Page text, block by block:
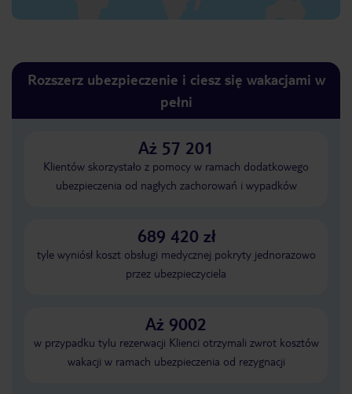
Rozszerz ubezpieczenie i ciesz się wakacjami w
pełni
Aż 57 201
Klientów skorzystało z pomocy w ramach dodatkowego
ubezpieczenia od nagłych zachorowań i wypadków
689 420 zł
tyle wyniósł koszt obsługi medycznej pokryty jednorazowo
przez ubezpieczyciela
Aż 9002
w przypadku tylu rezerwacji Klienci otrzymali zwrot kosztów
wakacji w ramach ubezpieczenia od rezygnacji